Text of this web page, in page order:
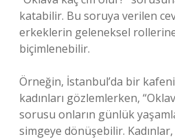
katabilir. Bu soruya verilen
erkeklerin geleneksel
biçimlenebilir.
Örneğin, İstanbul’da bir
kadınları gözlemlerken,
sorusu onların günlük
simgeye dönüşebilir.